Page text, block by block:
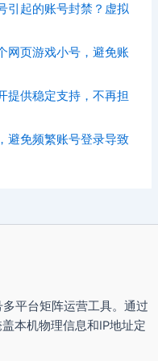
引起的账号封禁？虚拟
网页游戏小号，避免账
提供稳定支持，不再担
避免频繁账号登录导致
平台矩阵运营工具。通过
本机物理信息和IP地址定